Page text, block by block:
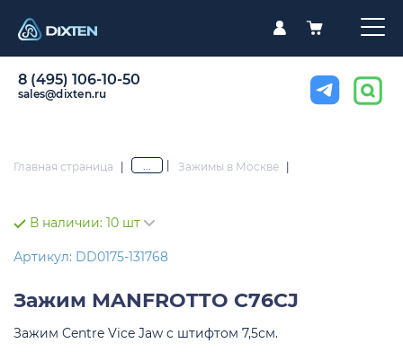
8 (495) 106-10-50
sales@dixten.ru
Главная страница | ... Зажимы в Москве |
В наличии: 10 шт
Артикул: DD0175-131768
Зажим MANFROTTO C76CJ
Зажим Centre Vice Jaw с штифтом 7,5см.